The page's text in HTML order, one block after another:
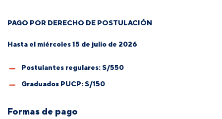
PAGO POR DERECHO DE POSTULACIÓN
Hasta el miércoles 15 de julio de 2026
Postulantes regulares: S/550
Graduados PUCP: S/150
Formas de pago